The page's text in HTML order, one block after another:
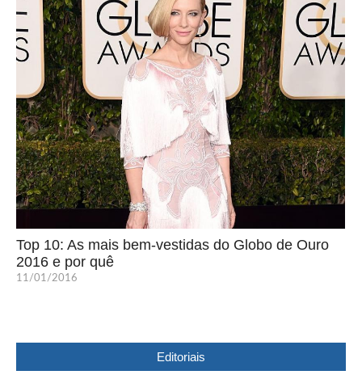
Top 10: As mais bem-vestidas do Globo de Ouro
2016 e por quê
11/01/2016
Editoriais